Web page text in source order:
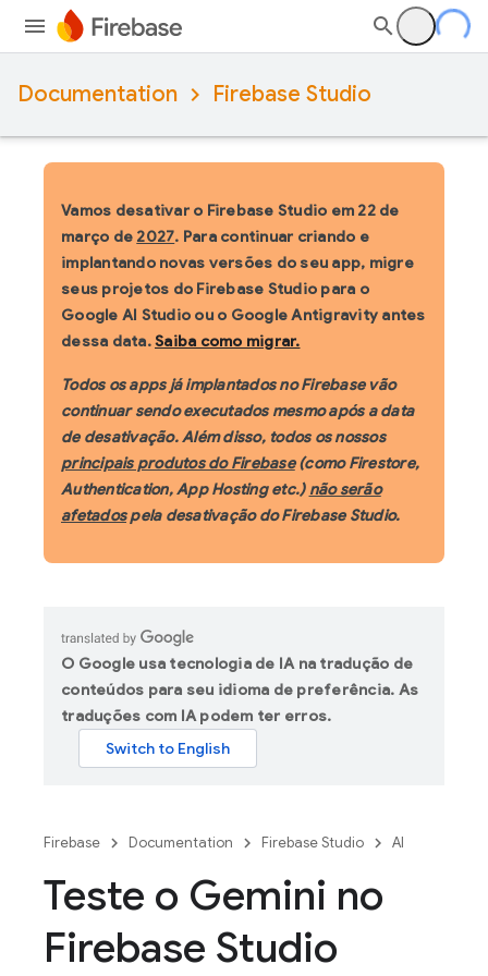
Documentation Firebase Studio
Vamos desativar o Firebase Studio em 22 de
março de 2027. Para continuar criando e
implantando novas versões do seu app, migre
seus projetos do Firebase Studio para o
Google AI Studio ou o Google Antigravity antes
dessa data.Saiba como migrar.
Todos os apps já implantados no Firebase vão
continuar sendo executados mesmo após a data
de desativação. Além disso, todos os nossos
principais produtos do Firebase(como Firestore,
Authentication, App Hosting etc.) não serão
afetadospela desativação do Firebase Studio.
O Google usa tecnologia de IA na tradução de
conteúdos para seu idioma de preferência. As
traduções com IA podem ter erros.
Firebase Documentation Firebase Studio AI
Teste o Gemini no
Firebase Studio